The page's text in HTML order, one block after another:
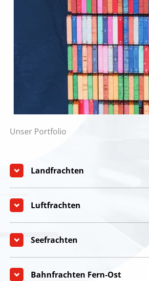
Unser Portfolio
Landfrachten
Luftfrachten
Seefrachten
Bahnfrachten Fern-Ost